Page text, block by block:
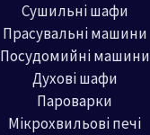
Сушильні шафи
Прасувальні машини
Посудомийні машини
Духові шафи
Пароварки
Мікрохвильові печі